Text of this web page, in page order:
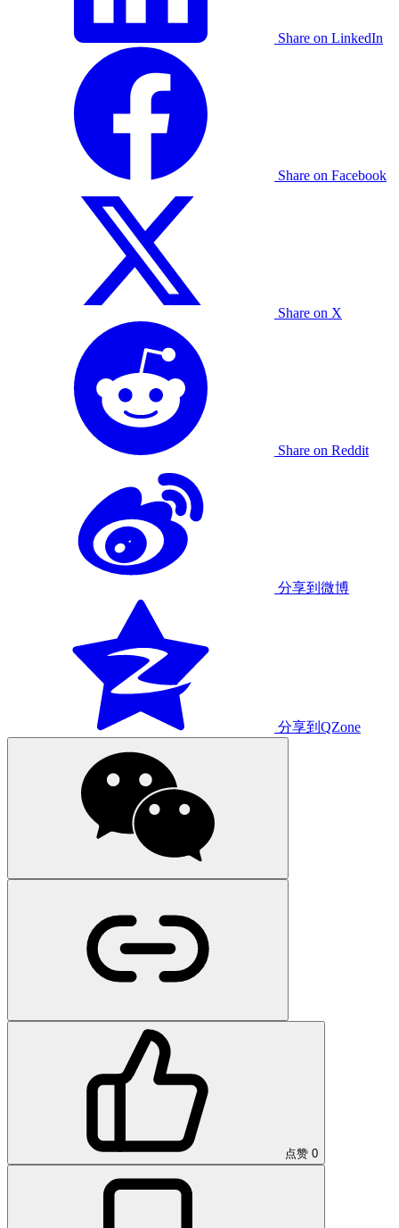
Share on LinkedIn
Share on Facebook
Share on X
Share on Reddit
分享到微博
分享到QZone
点赞 0